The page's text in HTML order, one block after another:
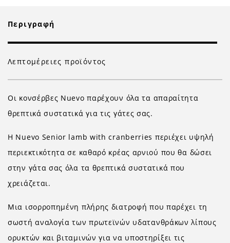
Περιγραφή
Λεπτομέρειες προϊόντος
Οι κονσέρβες Nuevo παρέχουν όλα τα απαραίτητα
θρεπτικά συστατικά για τις γάτες σας.
Η Nuevo Senior lamb with cranberries περιέχει υψηλή
περιεκτικότητα σε καθαρό κρέας αρνιού που θα δώσει
στην γάτα σας όλα τα θρεπτικά συστατικά που
χρειάζεται.
Μια ισορροπημένη πλήρης διατροφή που παρέχει τη
σωστή αναλογία των πρωτεϊνών υδατανθράκων λίπους
ορυκτών και βιταμινών για να υποστηρίξει τις